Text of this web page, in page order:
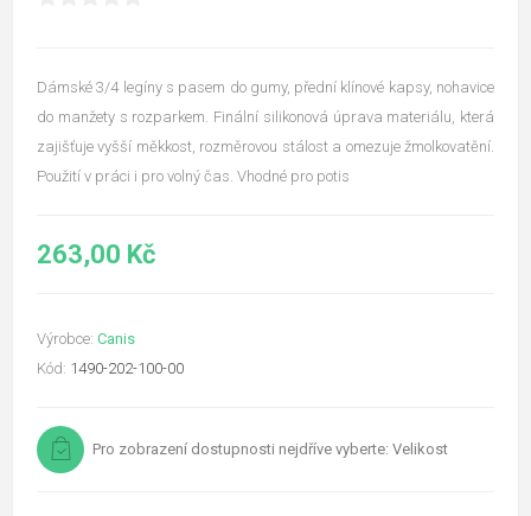
Dámské 3/4 legíny s pasem do gumy, přední klínové kapsy, nohavice
do manžety s rozparkem. Finální silikonová úprava materiálu, která
zajišťuje vyšší měkkost, rozměrovou stálost a omezuje žmolkovatění.
Použití v práci i pro volný čas. Vhodné pro potis
263,00 Kč
Výrobce: Canis
Kód: 1490-202-100-00
Pro zobrazení dostupnosti nejdříve vyberte: Velikost